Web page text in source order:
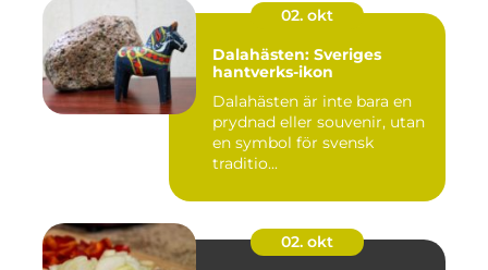
02. okt
Dalahästen: Sveriges
hantverks-ikon
Dalahästen är inte bara en
prydnad eller souvenir, utan
en symbol för svensk
traditio...
02. okt